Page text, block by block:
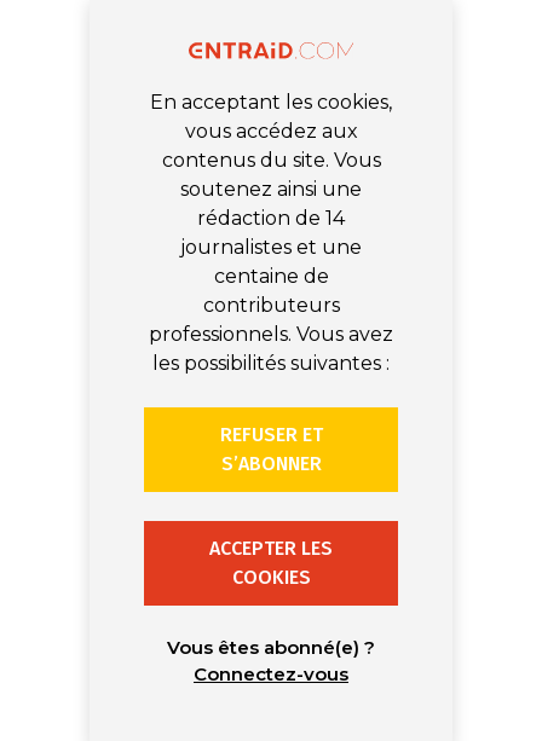
En acceptant les cookies,
vous accédez aux
contenus du site. Vous
soutenez ainsi une
rédaction de 14
journalistes et une
centaine de
contributeurs
professionnels. Vous avez
les possibilités suivantes :
REFUSER ET
S’ABONNER
ACCEPTER LES
COOKIES
Vous êtes abonné(e) ?
Connectez-vous